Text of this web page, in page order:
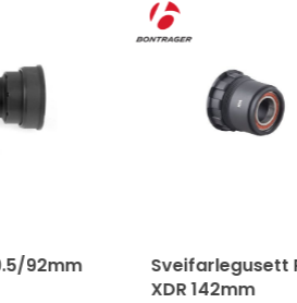
Sveifarlegusett Ratchet
XDR 142mm